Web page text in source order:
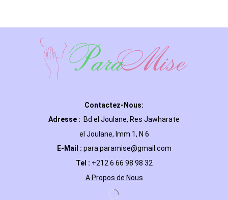
Contactez-Nous:
Adresse : Bd el Joulane, Res Jawharate
el Joulane, Imm 1, N 6
E-Mail : para.paramise@gmail.com
Tel : +212 6 66 98 98 32
A Propos de Nous